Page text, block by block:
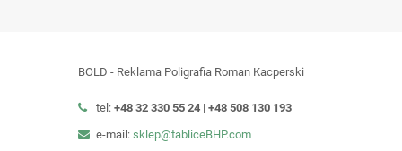
BOLD - Reklama Poligrafia Roman Kacperski
tel: +48 32 330 55 24 | +48 508 130 193
e-mail: sklep@tabliceBHP.com